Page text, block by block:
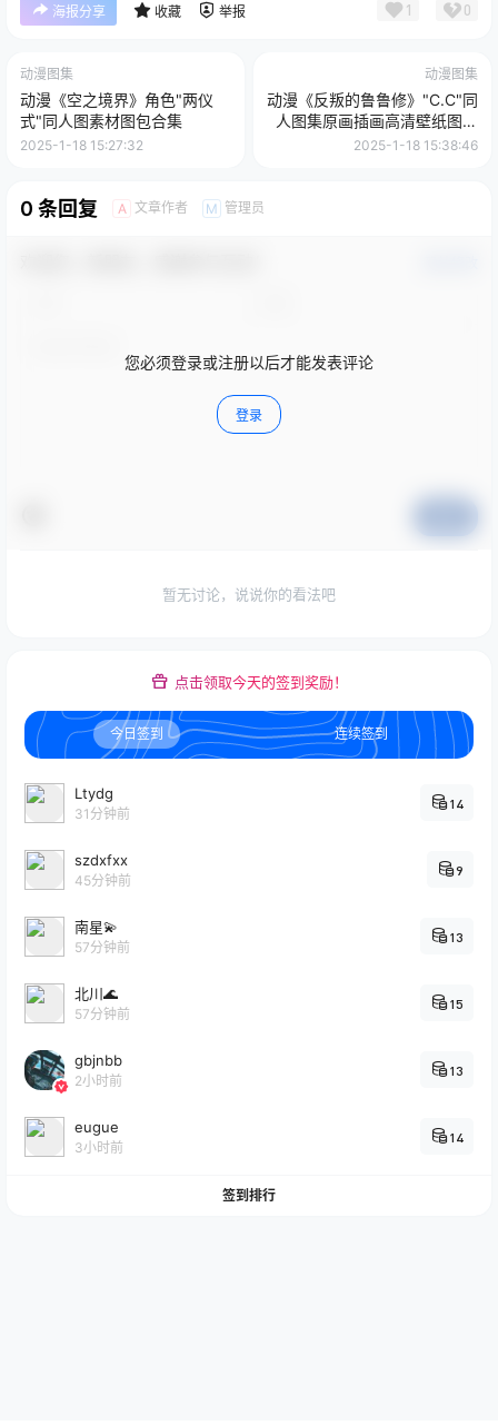
海报分享 收藏 举报 1 0
动漫图集
动漫《空之境界》角色"两仪
式"同人图素材图包合集
2025-1-18 15:27:32
动漫图集
动漫《反叛的鲁鲁修》"C.C"同
人图集原画插画高清壁纸图片
素材合集下载
2025-1-18 15:38:46
0 条回复 A 文章作者 M 管理员
您必须登录或注册以后才能发表评论
登录
暂无讨论，说说你的看法吧
点击领取今天的签到奖励！
今日签到 连续签到
Ltydg
31分钟前
14
szdxfxx
45分钟前
9
南星💫
57分钟前
13
北川🌊
57分钟前
15
gbjnbb
2小时前
13
eugue
3小时前
14
签到排行